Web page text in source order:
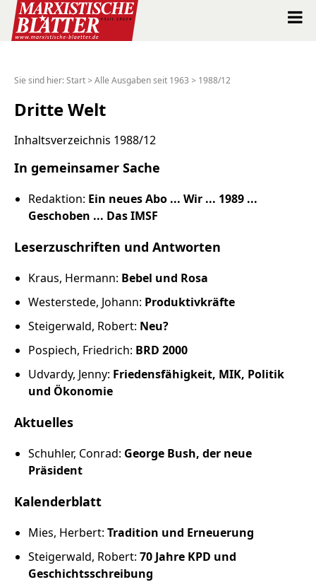
Suche
Shop
Abo
Spenden
Über uns
Russland intern
Fundus
Bildungsarbeit
Kontakt
Datenschutz
Sie sind hier:Start >Alle Ausgaben seit 1963 > 1988/12
Dritte Welt
Inhaltsverzeichnis 1988/12
In gemeinsamer Sache
Redaktion: Ein neues Abo ... Wir ... 1989 ...
Geschoben ... Das IMSF
Leserzuschriften und Antworten
Kraus, Hermann: Bebel und Rosa
Westerstede, Johann: Produktivkräfte
Steigerwald, Robert: Neu?
Pospiech, Friedrich: BRD 2000
Udvardy, Jenny: Friedensfähigkeit, MIK, Politik
und Ökonomie
Aktuelles
Schuhler, Conrad: George Bush, der neue
Präsident
Kalenderblatt
Mies, Herbert: Tradition und Erneuerung
Steigerwald, Robert: 70 Jahre KPD und
Geschichtsschreibung